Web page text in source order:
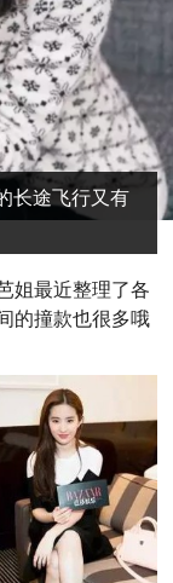
长途飞行又有
姐最近整理了各
的撞款也很多哦